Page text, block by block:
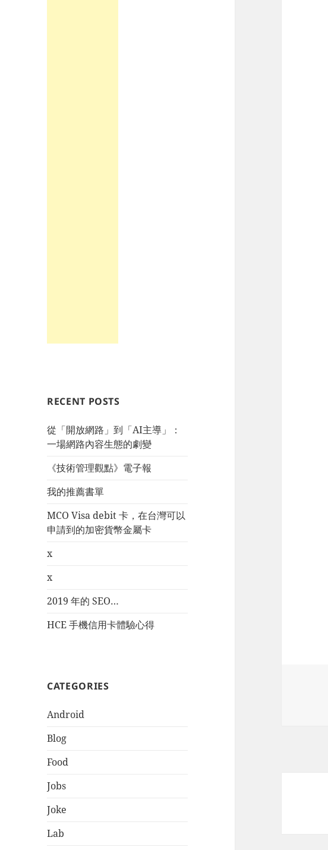
RECENT POSTS
從「開放網路」到「AI主導」：
一場網路內容生態的劇變
《技術管理觀點》電子報
我的推薦書單
MCO Visa debit 卡，在台灣可以
申請到的加密貨幣金屬卡
x
x
2019 年的 SEO…
HCE 手機信用卡體驗心得
CATEGORIES
Android
Blog
Food
Jobs
Joke
Lab